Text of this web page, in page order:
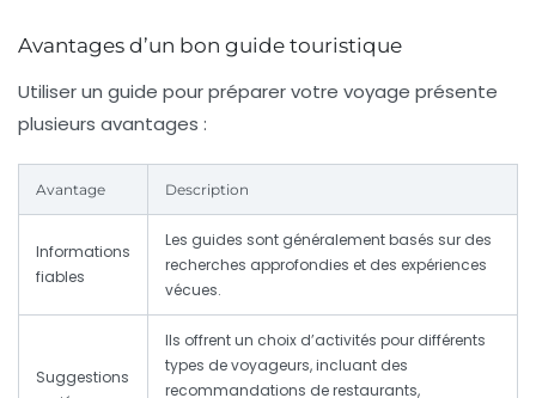
Avantages d’un bon guide touristique
Utiliser un guide pour préparer votre voyage présente
plusieurs avantages :
Avantage Description
Informations
fiables
Les guides sont généralement basés sur des
recherches approfondies et des expériences
vécues.
Suggestions
Ils offrent un choix d’activités pour différents
types de voyageurs, incluant des
recommandations de restaurants,